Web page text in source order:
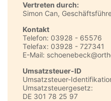
Vertreten durch:
Simon Can,
Kontakt
Telefon: 03928 - 65576
Telefax: 03928 - 727341
E-Mail:
Umsatzsteuer-ID
Umsatzsteuer-
Umsatzsteuergesetz:
DE 301 78 25 97